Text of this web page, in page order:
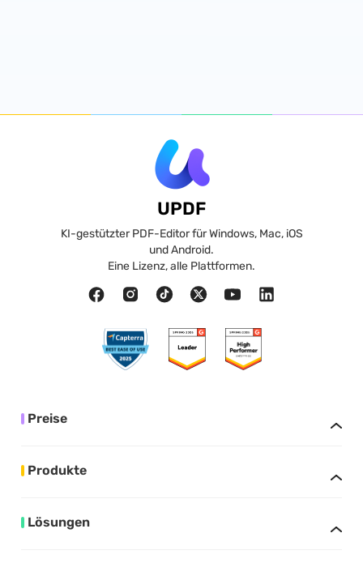
UPDF
KI-gestützter PDF-Editor für Windows, Mac, iOS
und Android.
Eine Lizenz, alle Plattformen.
Preise
Produkte
Lösungen